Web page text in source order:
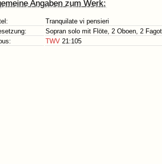
Angaben zum Werk:
Tranquilate vi pensieri
Sopran solo mit Flöte, 2 Oboen, 2
TWV 21:105